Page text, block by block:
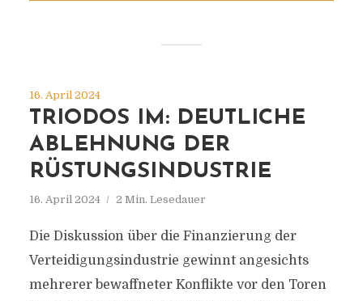
16. April 2024
TRIODOS IM: DEUTLICHE
ABLEHNUNG DER
RÜSTUNGSINDUSTRIE
16. April 2024 2 Min. Lesedauer
Die Diskussion über die Finanzierung der
Verteidigungsindustrie gewinnt angesichts
mehrerer bewaffneter Konflikte vor den Toren